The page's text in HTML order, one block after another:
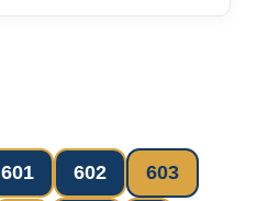
601 602 603